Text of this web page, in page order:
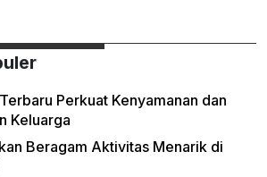
Perkuat Kenyamanan dan
Keluarga
Beragam Aktivitas Menarik di